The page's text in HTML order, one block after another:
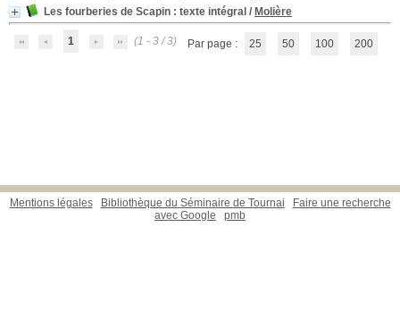
Les fourberies de Scapin : texte intégral / Molière
1 (1 - 3 / 3) Par page : 25 50 100 200
Mentions légales Bibliothèque du Séminaire de Tournai
Faire une recherche
avec Google
pmb